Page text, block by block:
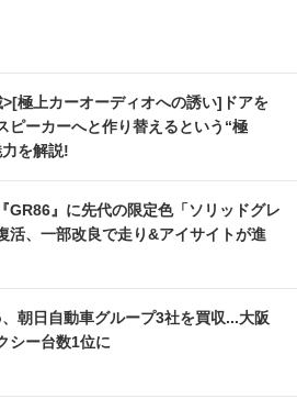
>[極上カーオーディオへの誘い]ドアを
ピーカーへと作り替えるという“極
力を解説!
GR86』に先代の限定色「ソリッドグレ
活、一部改良で走り&アイサイトが進
朝日自動車グループ3社を買収...大阪
シー台数1位に